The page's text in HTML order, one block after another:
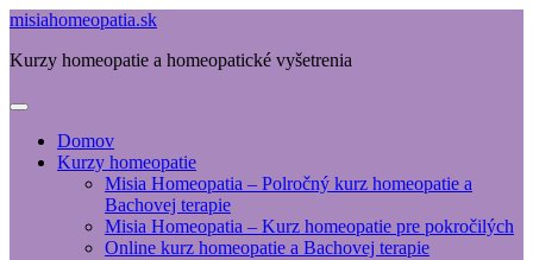
misiahomeopatia.sk
Kurzy homeopatie a homeopatické vyšetrenia
Domov
Kurzy homeopatie
Misia Homeopatia – Polročný kurz homeopatie a
Bachovej terapie
Misia Homeopatia – Kurz homeopatie pre pokročilých
Online kurz homeopatie a Bachovej terapie